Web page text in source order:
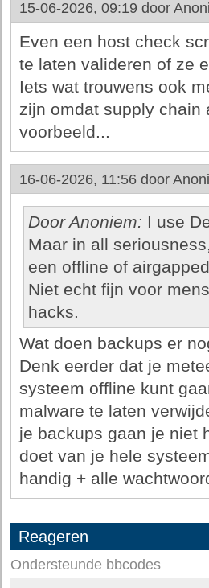
15-06-2026, 09:19 door
Even een host check
te laten valideren of ze
Iets wat trouwens ook
zijn omdat supply chain
voorbeeld...
16-06-2026, 11:56 door
Door Anoniem: I use
Maar in all
een offline of
Niet echt fijn voor
hacks.
Wat doen backups er
Denk eerder dat je
systeem offline kunt
malware te laten
je backups gaan je niet
doet van je hele
handig + alle
Reageren
Ondersteunde bbcodes